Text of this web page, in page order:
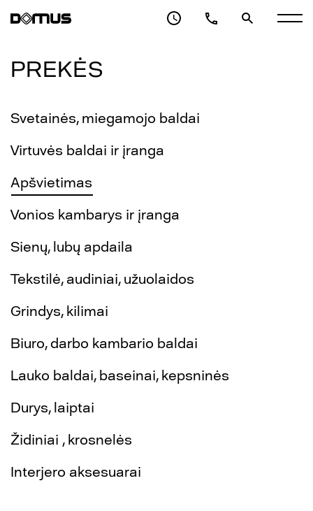
PREKĖS
Svetainės, miegamojo baldai
Virtuvės baldai ir įranga
Apšvietimas
Vonios kambarys ir įranga
Sienų, lubų apdaila
Tekstilė, audiniai, užuolaidos
Grindys, kilimai
Biuro, darbo kambario baldai
Lauko baldai, baseinai, kepsninės
Durys, laiptai
Židiniai , krosnelės
Interjero aksesuarai